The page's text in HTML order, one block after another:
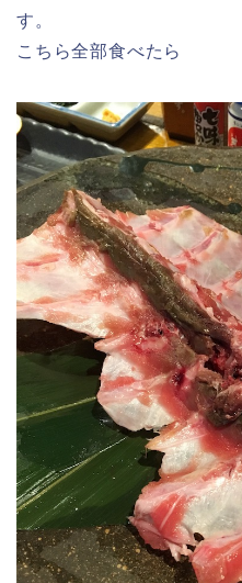
す。
こちら全部食べたら